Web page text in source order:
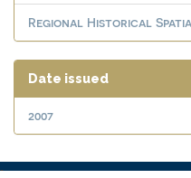
Regional Historical
Date issued
2007